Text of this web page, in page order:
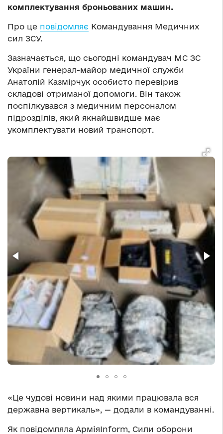
комплектування броньованих машин.
Про це повідомляє Командування Медичних
сил ЗСУ.
Зазначається, що сьогодні командувач МС ЗС
України генерал-майор медичної служби
Анатолій Казмірчук особисто перевірив
складові отриманої допомоги. Він також
поспілкувався з медичним персоналом
підрозділів, який якнайшвидше має
укомплектувати новий транспорт.
«Це чудові новини над якими працювала вся
державна вертикаль», — додали в командуванні.
Як повідомляла АрміяInform, Сили оборони